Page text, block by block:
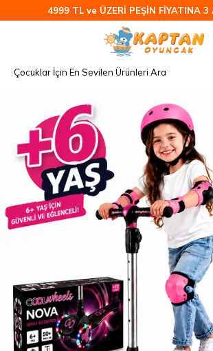
4999 TL ve ÜZERİ PEŞİN FİYATINA 3